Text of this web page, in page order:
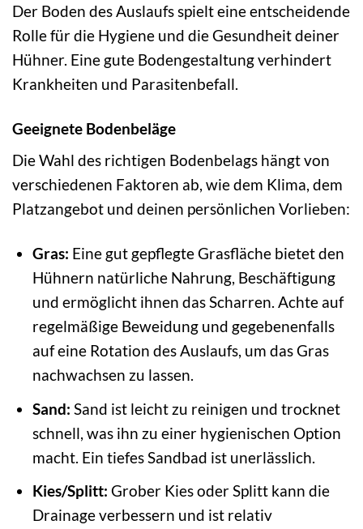
Der Boden des Auslaufs spielt eine entscheidende
Rolle für die Hygiene und die Gesundheit deiner
Hühner. Eine gute Bodengestaltung verhindert
Krankheiten und Parasitenbefall.
Geeignete Bodenbeläge
Die Wahl des richtigen Bodenbelags hängt von
verschiedenen Faktoren ab, wie dem Klima, dem
Platzangebot und deinen persönlichen Vorlieben:
Gras: Eine gut gepflegte Grasfläche bietet den
Hühnern natürliche Nahrung, Beschäftigung
und ermöglicht ihnen das Scharren. Achte auf
regelmäßige Beweidung und gegebenenfalls
auf eine Rotation des Auslaufs, um das Gras
nachwachsen zu lassen.
Sand: Sand ist leicht zu reinigen und trocknet
schnell, was ihn zu einer hygienischen Option
macht. Ein tiefes Sandbad ist unerlässlich.
Kies/Splitt: Grober Kies oder Splitt kann die
Drainage verbessern und ist relativ